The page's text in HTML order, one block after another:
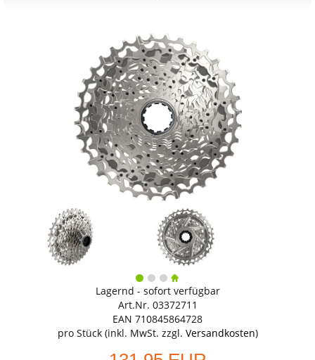
Lagernd - sofort verfügbar
Art.Nr. 03372711
EAN 710845864728
pro Stück (inkl. MwSt. zzgl. Versandkosten)